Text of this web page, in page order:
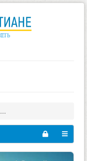
"Станем друзьями" -